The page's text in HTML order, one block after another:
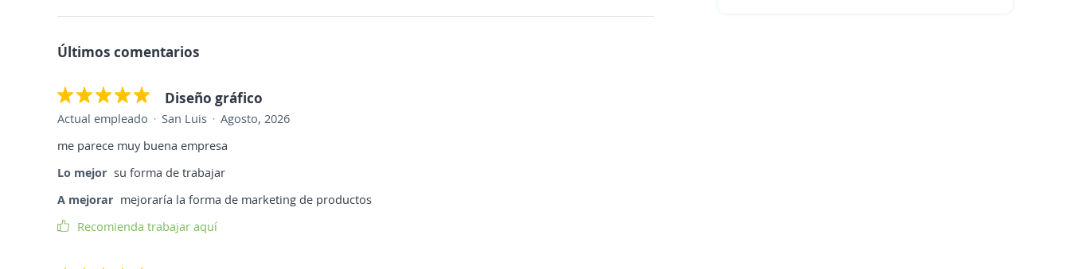
Últimos comentarios
Diseño gráfico
Actual empleado San Luis
Agosto, 2026
me parece muy buena empresa
Lo mejor su forma de trabajar
A mejorar mejoraría la forma de marketing de productos
Recomienda trabajar aquí